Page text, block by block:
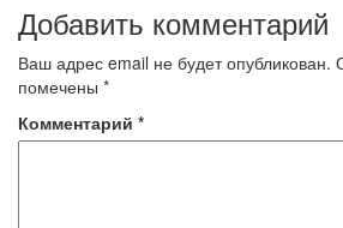
Добавить комментарий
Ваш адрес email не будет опубликован.
помечены *
Комментарий *